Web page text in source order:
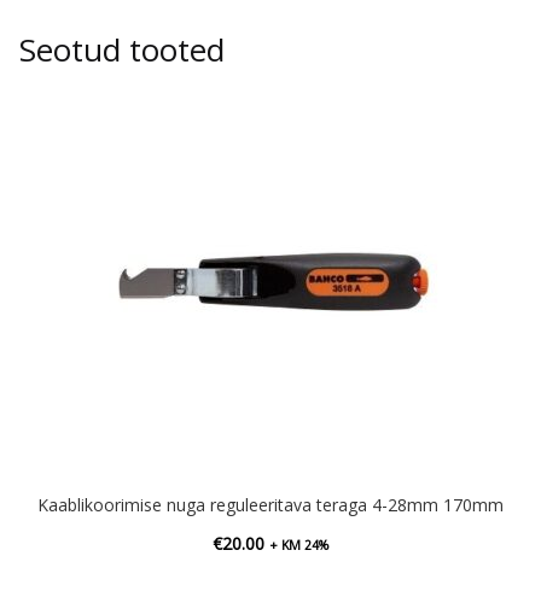
Seotud tooted
Kaablikoorimise nuga reguleeritava teraga 4-28mm 170mm
€20.00 + KM 24%